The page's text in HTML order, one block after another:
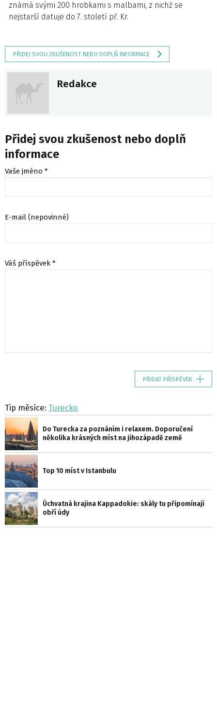
známá svými 200 hrobkami s malbami, z nichž se
nejstarší datuje do 7. století př. Kr.
PŘIDEJ SVOU ZKUŠENOST NEBO DOPLŇ INFORMACE
Redakce
Přidej svou zkušenost nebo doplň
informace
Vaše jméno *
E-mail (nepovinné)
Váš příspěvek *
PŘIDAT PŘÍSPĚVEK
Tip měsíce: Turecko
Do Turecka za poznáním i relaxem. Doporučení
několika krásných míst na jihozápadě země
Top 10 míst v Istanbulu
Úchvatná krajina Kappadokie: skály tu připomínají
obří údy